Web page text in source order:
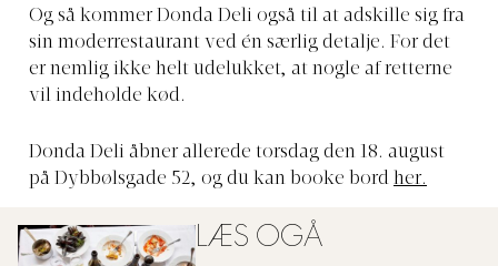
Og så kommer Donda Deli også til at adskille sig fra
sin moderrestaurant ved én særlig detalje. For det
er nemlig ikke helt udelukket, at nogle af retterne
vil indeholde kød.
Donda Deli åbner allerede torsdag den 18. august
på Dybbølsgade 52, og du kan booke bord her.
LÆS OGÅ